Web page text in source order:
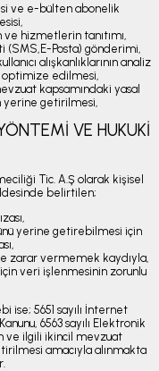
ve e-bülten abonelik
hizmetlerin tanıtımı,
(SMS,E-Posta) gönderimi,
alışkanlıklarının analiz
edilmesi,
kapsamındaki yasal
yerine getirilmesi,
VE HUKUKİ
Tic. A.Ş olarak kişisel
belirtilen;
yerine getirebilmesi için
zarar vermemek kaydıyla,
veri işlenmesinin zorunlu
ise; 5651 sayılı İnternet
6563 sayılı Elektronik
ve ilgili ikincil mevzuat
amacıyla alınmakta